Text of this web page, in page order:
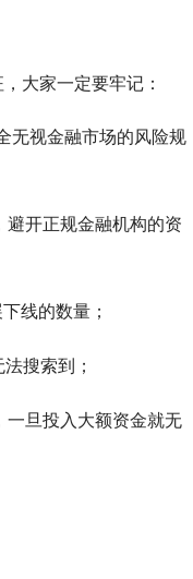
大家一定要牢记：
无视金融市场的风险规
开正规金融机构的资
线的数量；
搜索到；
旦投入大额资金就无